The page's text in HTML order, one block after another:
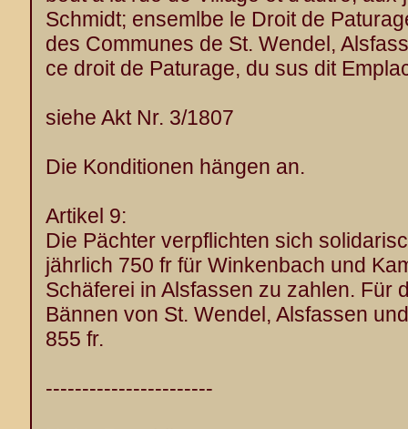
Schmidt; ensemlbe le Droit de
des Communes de St. Wendel,
ce droit de Paturage, du sus dit
siehe Akt Nr. 3/1807
Die Konditionen hängen an.
Artikel 9:
Die Pächter verpflichten sich
jährlich 750 fr für Winkenbach und
Schäferei in Alsfassen zu zahlen. Für
Bännen von St. Wendel, Alsfassen
855 fr.
-----------------------